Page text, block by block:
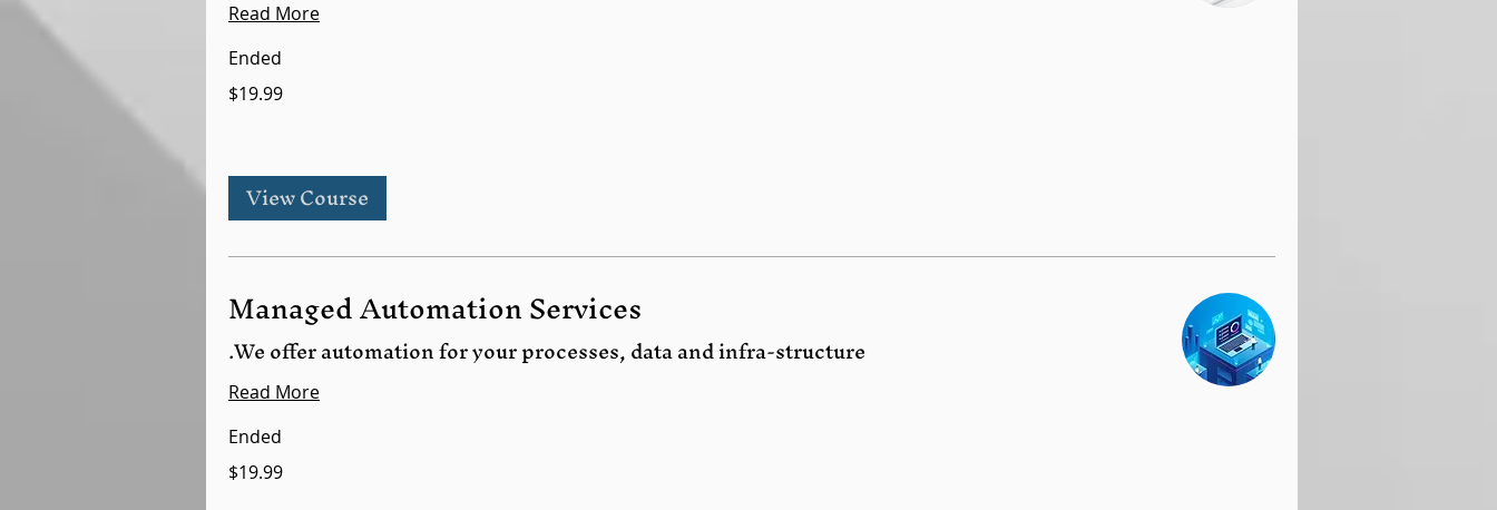
Read More
Ended
$19.99
View Course
Managed Automation Services
We offer automation for your processes, data and infra-structure.
Read More
Ended
$19.99